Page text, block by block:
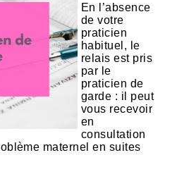
En l’absence
de votre
praticien
habituel, le
relais est pris
par le
praticien de
garde : il peut
vous recevoir
en
consultation
maternel en suites